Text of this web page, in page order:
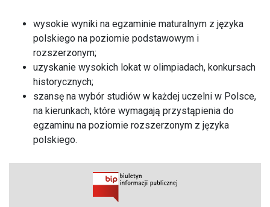
wysokie wyniki na egzaminie maturalnym z języka
polskiego na poziomie podstawowym i
rozszerzonym;
uzyskanie wysokich lokat w olimpiadach, konkursach
historycznych;
szansę na wybór studiów w każdej uczelni w Polsce,
na kierunkach, które wymagają przystąpienia do
egzaminu na poziomie rozszerzonym z języka
polskiego.